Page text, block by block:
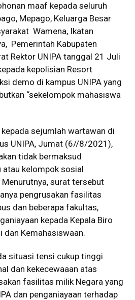
maaf kepada seluruh
Mepago, Keluarga Besar
Wamena, Ikatan
Pemerintah Kabupaten
Rektor UNIPA tanggal 21 Juli
kepolisian Resort
demo di kampus UNIPA yang
“sekelompok mahasiswa
sejumlah wartawan di
UNIPA, Jumat (6//8/2021),
tidak bermaksud
kelompok sosial
surat tersebut
pengrusakan fasilitas
dan beberapa fakultas,
kepada Kepala Biro
dan Kemahasiswaan.
situasi tensi cukup tinggi
dan kekecewaaan atas
fasilitas milik Negara yang
dan penganiayaan terhadap